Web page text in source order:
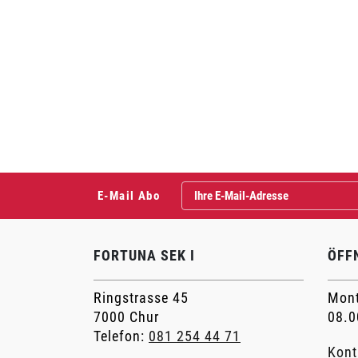
E-Mail Abo
FORTUNA SEK I
Ringstrasse 45
7000 Chur
Telefon: 081 254 44 71